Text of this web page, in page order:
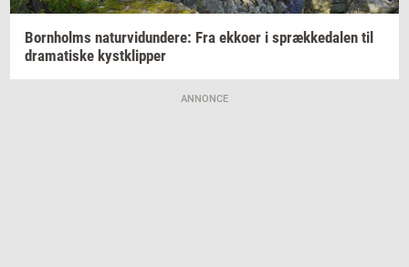
Born­holms na­tur­vi­dun­de­re: Fra ek­ko­er i spræk­ke­da­len til
dra­ma­ti­ske kyst­klip­per
ANNONCE